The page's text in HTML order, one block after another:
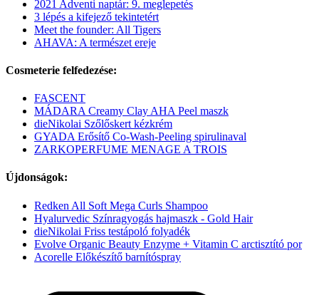
2021 Adventi naptár: 9. meglepetés
3 lépés a kifejező tekintetért
Meet the founder: All Tigers
AHAVA: A természet ereje
Cosmeterie felfedezése:
FASCENT
MÁDARA Creamy Clay AHA Peel maszk
dieNikolai Szőlőskert kézkrém
GYADA Erősítő Co-Wash-Peeling spirulinaval
ZARKOPERFUME MENAGE A TROIS
Újdonságok:
Redken All Soft Mega Curls Shampoo
Hyalurvedic Színragyogás hajmaszk - Gold Hair
dieNikolai Friss testápoló folyadék
Evolve Organic Beauty Enzyme + Vitamin C arctisztító por
Acorelle Előkészítő barnítóspray